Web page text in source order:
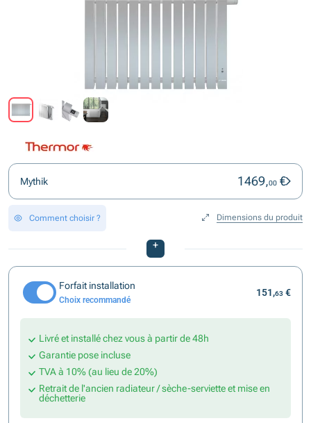
Mythik 1469,00 €
Comment choisir ? Dimensions du produit
+
Forfait installation
Choix recommandé
151,63 €
Livré et installé chez vous à partir de 48h
Garantie pose incluse
TVA à 10% (au lieu de 20%)
Retrait de l'ancien radiateur / sèche-serviette et mise en
déchetterie